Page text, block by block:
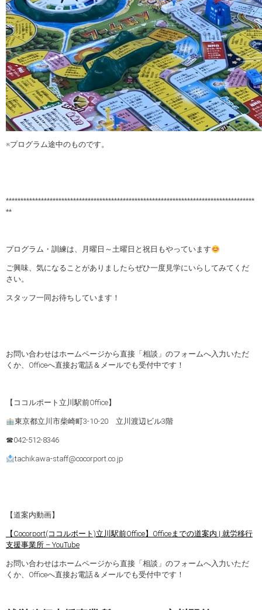
※プログラム途中のものです。
*************************************************************************************
**
プログラム・訓練は、月曜日～土曜日と祝日もやっています
ご興味、気になることがありましたらぜひ一度見学にいらしてみてくだ
さい。
スタッフ一同お待ちしています！
お問い合わせはホームページから直接「相談」のフォームへ入力いただ
くか、Officeへ直接お電話＆メールでも受付中です！
【ココルポート立川駅前Office】
東京都立川市柴崎町3-10-20 立川渡辺ビル3階
☎042-512-8346
tachikawa-staff@cocorport.co.jp
【道案内動画】
【Cocorport(ココルポート)立川駅前Office】Officeまでの道案内 | 就労移行
支援事業所 – YouTube
お問い合わせはホームページから直接「相談」のフォームへ入力いただ
くか、Officeへ直接お電話＆メールでも受付中です！